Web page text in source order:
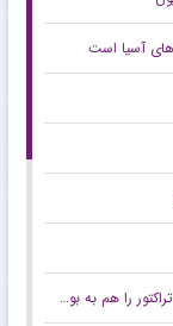
آسیا است
کمتر از ۲ میلیارد تومان است